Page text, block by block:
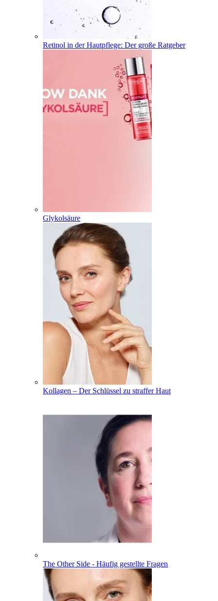
Retinol in der Hautpflege: Der große Ratgeber
Glykolsäure
Kollagen – Der Schlüssel zu straffer Haut
The Other Side - Häufig gestellte Fragen